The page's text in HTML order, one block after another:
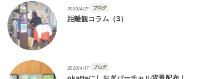
2020/4/21 ブログ
距離観コラム（3）
2020/4/17 ブログ